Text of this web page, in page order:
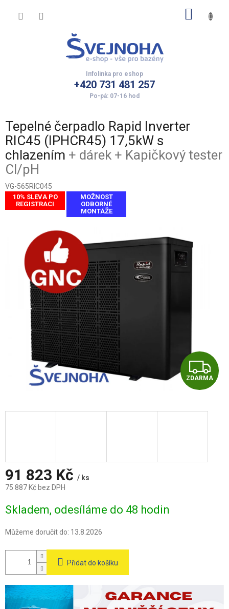
+420 731 481 257
Tepelné čerpadlo Rapid Inverter
RIC45 (IPHCR45) 17,5kW s
chlazením + dárek + Kapičkový tester
Cl/pH
VG-565RIC045
10% SLEVA PO
REGISTRACI
MOŽNOST
ODBORNÉ
MONTÁŽE
Z
D
ZDARMA
91 823 Kč / ks
75 887 Kč bez DPH
cena:
Skladem, odesíláme do 48 hodin
Můžeme doručit do: 13.8.2026
Přidat do košíku